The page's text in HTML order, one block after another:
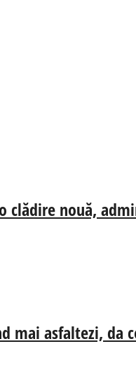
clădire nouă,
mai asfaltezi, da